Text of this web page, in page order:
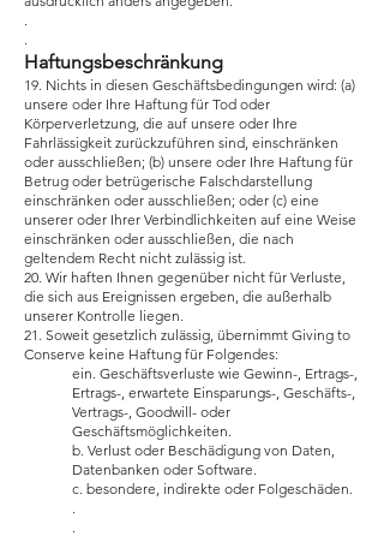
Haftungsbeschränkung
19. Nichts in diesen Geschäftsbedingungen wird: (a)
unsere oder Ihre Haftung für Tod oder
Körperverletzung, die auf unsere oder Ihre
Fahrlässigkeit zurückzuführen sind, einschränken
oder ausschließen; (b) unsere oder Ihre Haftung für
Betrug oder betrügerische Falschdarstellung
einschränken oder ausschließen; oder (c) eine
unserer oder Ihrer Verbindlichkeiten auf eine Weise
einschränken oder ausschließen, die nach
geltendem Recht nicht zulässig ist.
20. Wir haften Ihnen gegenüber nicht für Verluste,
die sich aus Ereignissen ergeben, die außerhalb
unserer Kontrolle liegen.
21. Soweit gesetzlich zulässig, übernimmt Giving to
Conserve keine Haftung für Folgendes:
ein. Geschäftsverluste wie Gewinn-, Ertrags-,
Ertrags-, erwartete Einsparungs-, Geschäfts-,
Vertrags-, Goodwill- oder
Geschäftsmöglichkeiten.
b. Verlust oder Beschädigung von Daten,
Datenbanken oder Software.
c. besondere, indirekte oder Folgeschäden.